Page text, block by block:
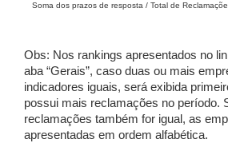
Soma dos prazos de resposta / Total de
Obs: Nos rankings apresentados no
aba “Gerais”, caso duas ou mais
indicadores iguais, será exibida
possui mais reclamações no período.
reclamações também for igual, as
apresentadas em ordem alfabética.